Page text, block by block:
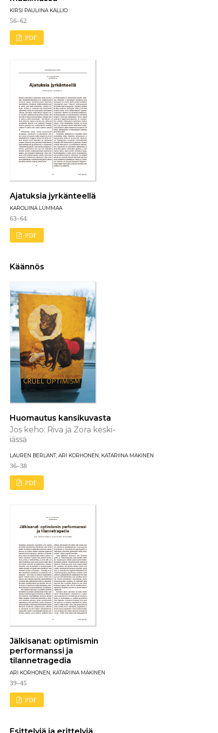
KIRSI PAULIINA KALLIO
56–62
PDF
Ajatuksia jyrkänteellä
KAROLIINA LUMMAA
63–64
PDF
Käännös
Huomautus kansikuvasta
Jos keho: Riva ja Zora keski-
iässä
LAUREN BERLANT; ARI KORHONEN, KATARIINA MÄKINEN
36–38
PDF
Jälkisanat: optimismin
performanssi ja
tilannetragedia
ARI KORHONEN, KATARIINA MÄKINEN
39–45
PDF
Esittelyjä ja erittelyjä